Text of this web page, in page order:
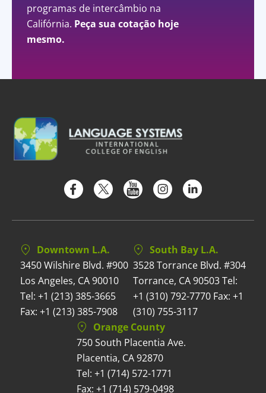
programas de intercâmbio na
Califórnia. Peça sua cotação hoje
mesmo.
Downtown L.A.
3450 Wilshire Blvd. #900
Los Angeles, CA 90010
Tel: +1 (213) 385-3665
Fax: +1 (213) 385-7908
South Bay L.A.
3528 Torrance Blvd. #304
Torrance, CA 90503 Tel:
+1 (310) 792-7770 Fax: +1
(310) 755-3117
Orange County
750 South Placentia Ave.
Placentia, CA 92870
Tel: +1 (714) 572-1771
Fax: +1 (714) 579-0498